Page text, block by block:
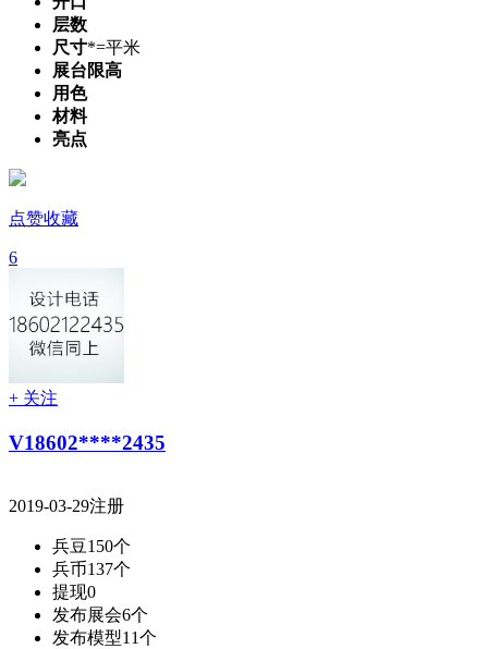
层数
尺寸*=平米
展台限高
用色
材料
亮点
点赞收藏
6
+ 关注
V18602****2435
2019-03-29注册
兵豆150个
兵币137个
提现0
发布展会6个
发布模型11个